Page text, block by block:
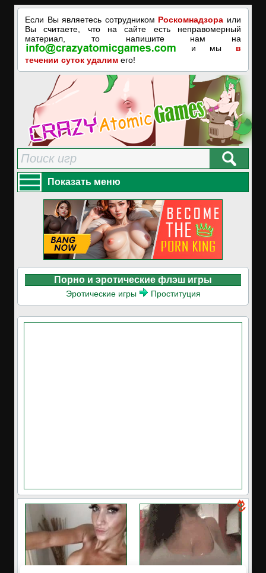
Если Вы являетесь сотрудником Роскомнадзора или
Вы считаете, что на сайте есть неправомерный
материал, то напишите нам на
и мы в
течении суток удалим его!
Показать меню
Порно и эротические флэш игры
Эротические игры Проституция